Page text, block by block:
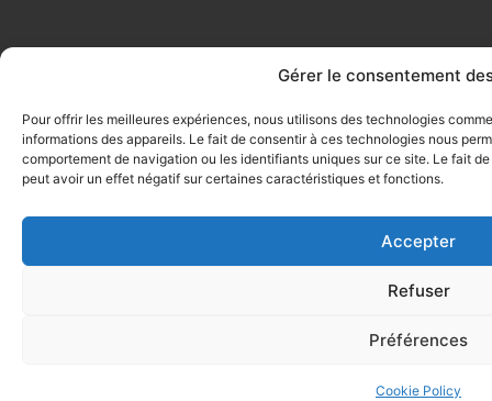
Gérer le consentement
Pour offrir les meilleures expériences, nous utilisons des technologies
informations des appareils. Le fait de consentir à ces technologies nous
comportement de navigation ou les identifiants uniques sur ce site. Le fait
peut avoir un effet négatif sur certaines caractéristiques et fonctions.
Accepter
Refuser
Préférences
Cookie Policy